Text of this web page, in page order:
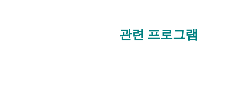
관련 프로그램